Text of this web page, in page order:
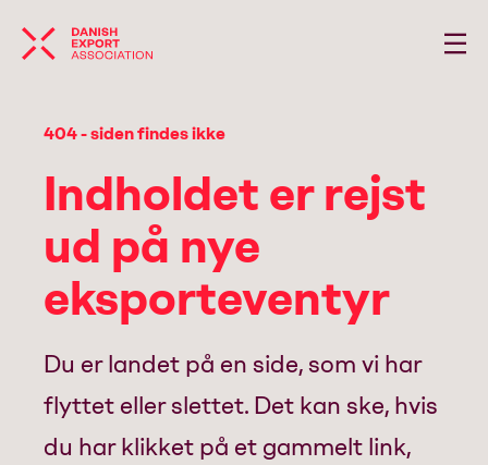
404 - siden findes ikke
Indholdet er rejst
ud på nye
eksporteventyr
Du er landet på en side, som vi har
flyttet eller slettet. Det kan ske, hvis
du har klikket på et gammelt link,